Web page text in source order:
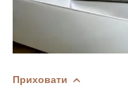
Приховати